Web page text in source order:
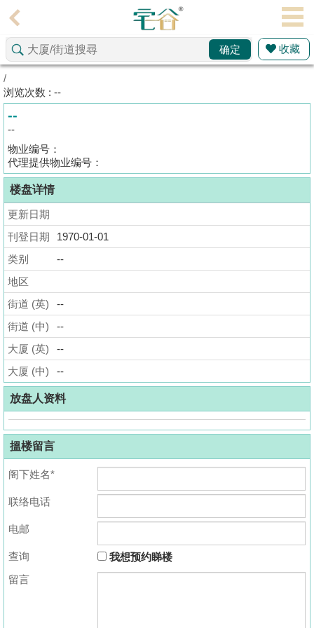
理
主
搵
成
交
业
主
放
盘
宅
谷
按
揭
地
产
博
客
地
产
闻
数
据
布
确定 收藏
/
浏览次数 : --
--
--
物业编号：
代理提供物业编号：
楼盘详情
更新日期
刊登日期
1970-01-01
类别
--
地区
街道 (英)
--
街道 (中)
--
大厦 (英)
--
大厦 (中)
--
放盘人资料
搵楼留言
阁下姓名*
联络电话
电邮
查询
我想预约睇楼
留言